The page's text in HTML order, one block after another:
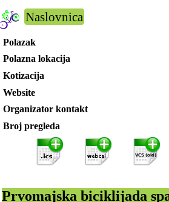
Naslovnica
Polazak
Polazna lokacija
Kotizacija
Website
Organizator kontakt
Broj pregleda
Prvomajska biciklijada